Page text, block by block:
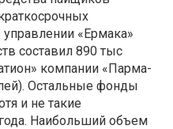
«Ермака»
составил 890 тыс
компании «Парма-
Остальные фонды
и не такие
Наибольший объем